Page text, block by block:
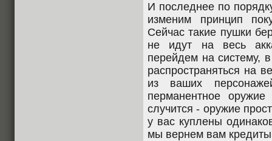
И последнее по
изменим принцип
Сейчас такие пушки
не идут на весь
перейдем на систему,
распространяться на
из ваших
перманентное
случится - оружие
у вас куплены
мы вернем вам